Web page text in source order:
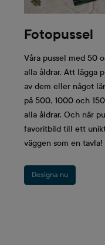
Fotopussel
Våra pussel med 50
alla åldrar. Att lägga
av dem eller något
på 500, 1000 och
alla åldrar. Och när
favoritbild till ett
väggen som en tavla!
Designa nu